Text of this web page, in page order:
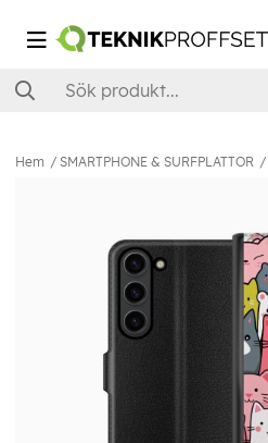
Hem SMARTPHONE & SURFPLATTOR